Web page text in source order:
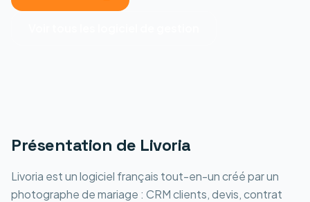
Présentation de Livoria
Livoria est un logiciel français tout-en-un créé par un
photographe de mariage : CRM clients, devis, contrat